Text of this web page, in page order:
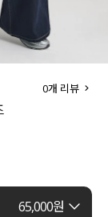
0개 리뷰
65,000원